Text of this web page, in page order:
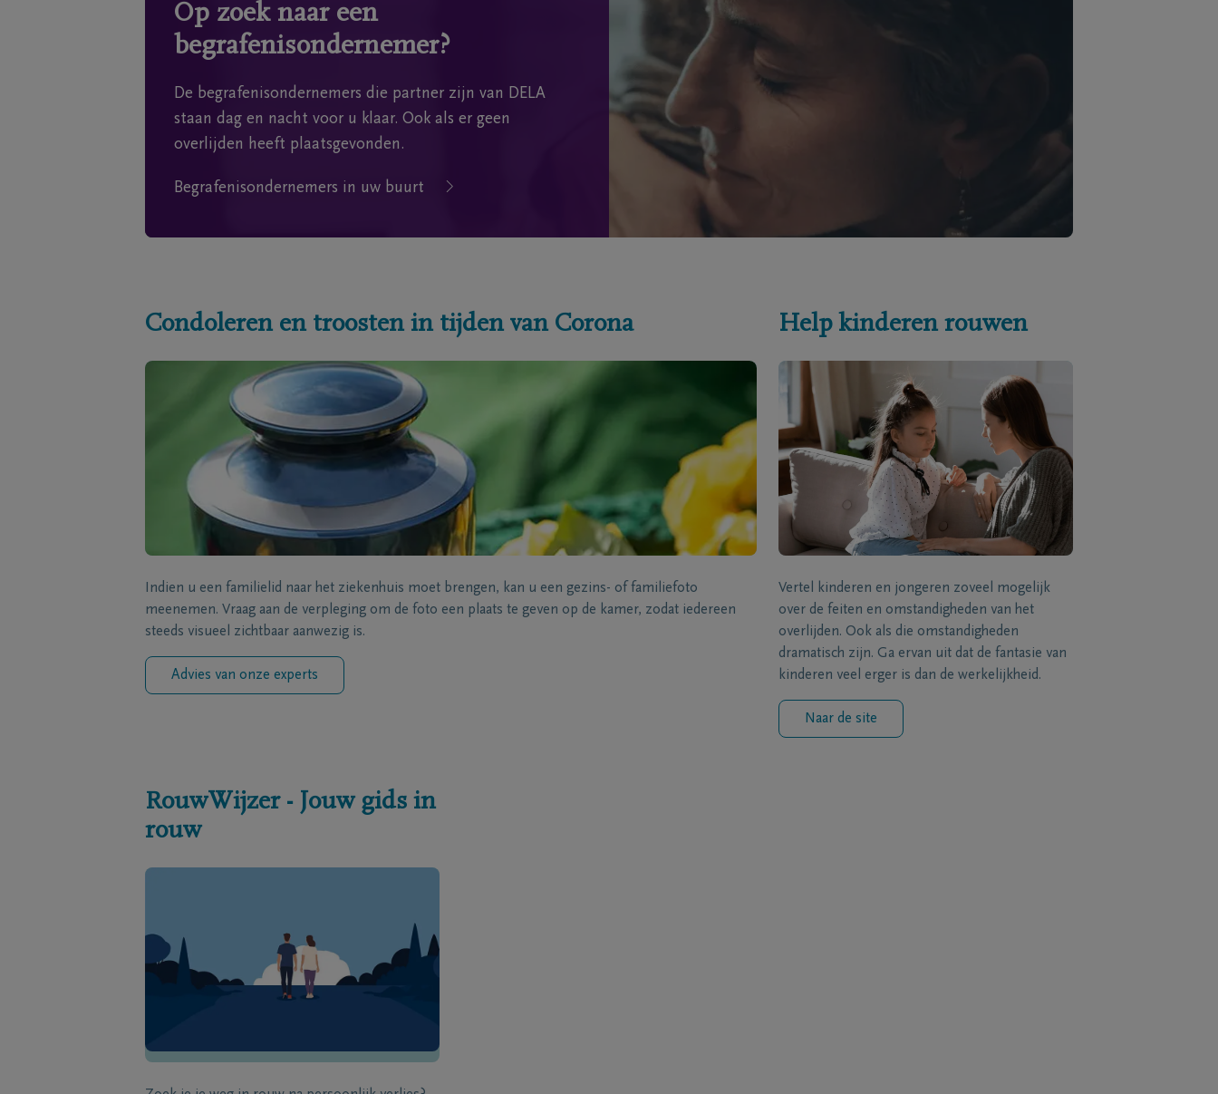
Op zoek naar een
begrafenisondernemer?
De begrafenisondernemers die partner zijn van DELA
staan dag en nacht voor u klaar. Ook als er geen
overlijden heeft plaatsgevonden.
Begrafenisondernemers in uw buurt
Condoleren en troosten in tijden van Corona
Indien u een familielid naar het ziekenhuis moet brengen, kan u een gezins- of familiefoto
meenemen. Vraag aan de verpleging om de foto een plaats te geven op de kamer, zodat iedereen
steeds visueel zichtbaar aanwezig is.
Advies van onze experts
Help kinderen rouwen
Vertel kinderen en jongeren zoveel mogelijk
over de feiten en omstandigheden van het
overlijden. Ook als die omstandigheden
dramatisch zijn. Ga ervan uit dat de fantasie van
kinderen veel erger is dan de werkelijkheid.
Naar de site
RouwWijzer - Jouw gids in
rouw